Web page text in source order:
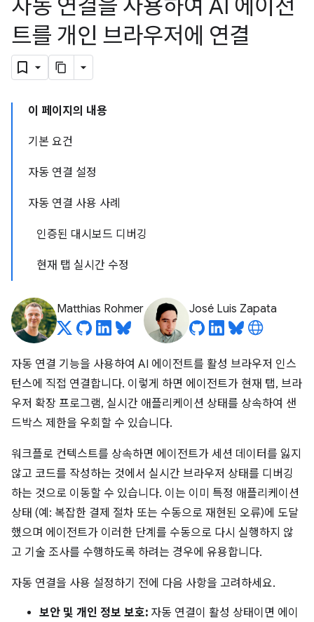
자동 연결을 사용하여 AI 에이전
트를 개인 브라우저에 연결
이 페이지의 내용
기본 요건
자동 연결 설정
자동 연결 사용 사례
인증된 대시보드 디버깅
현재 탭 실시간 수정
Matthias Rohmer José Luis Zapata
자동 연결 기능을 사용하여 AI 에이전트를 활성 브라우저 인스
턴스에 직접 연결합니다. 이렇게 하면 에이전트가 현재 탭, 브라
우저 확장 프로그램, 실시간 애플리케이션 상태를 상속하여 샌
드박스 제한을 우회할 수 있습니다.
워크플로 컨텍스트를 상속하면 에이전트가 세션 데이터를 잃지
않고 코드를 작성하는 것에서 실시간 브라우저 상태를 디버깅
하는 것으로 이동할 수 있습니다. 이는 이미 특정 애플리케이션
상태 (예: 복잡한 결제 절차 또는 수동으로 재현된 오류)에 도달
했으며 에이전트가 이러한 단계를 수동으로 다시 실행하지 않
고 기술 조사를 수행하도록 하려는 경우에 유용합니다.
자동 연결을 사용 설정하기 전에 다음 사항을 고려하세요.
보안 및 개인 정보 보호: 자동 연결이 활성 상태이면 에이